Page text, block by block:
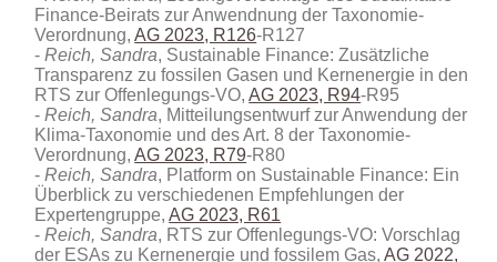
Finance-Beirats zur Anwendnung der Taxonomie-
Verordnung,AG 2023, R126-R127
Reich, Sandra, Sustainable Finance: Zusätzliche
Transparenz zu fossilen Gasen und Kernenergie in den
RTS zur Offenlegungs-VO,AG 2023, R94-R95
Reich, Sandra, Mitteilungsentwurf zur Anwendung der
Klima-Taxonomie und des Art. 8 der Taxonomie-
Verordnung,AG 2023, R79-R80
Reich, Sandra, Platform on Sustainable Finance: Ein
Überblick zu verschiedenen Empfehlungen der
Expertengruppe,AG 2023, R61
Reich, Sandra, RTS zur Offenlegungs-VO: Vorschlag
der ESAs zu Kernenergie und fossilem Gas,AG 2022,